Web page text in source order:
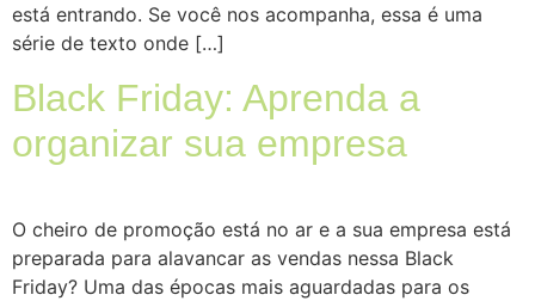
está entrando. Se você nos acompanha, essa é uma
série de texto onde […]
Black Friday: Aprenda a
organizar sua empresa
O cheiro de promoção está no ar e a sua empresa está
preparada para alavancar as vendas nessa Black
Friday? Uma das épocas mais aguardadas para os